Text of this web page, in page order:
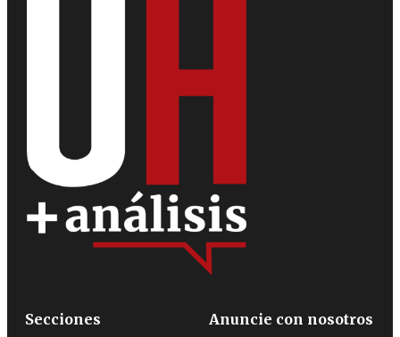
Secciones
Anuncie con nosotros